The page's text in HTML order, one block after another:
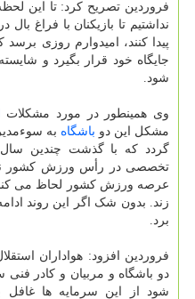
فروردین تصریح کرد: تا این
نداشتیم تا بازیکنان با فراغ
پیدا کنند، امیدوارم روزی
جایگاه خود قرار بگیرد و
شود.
وی همینطور در مورد مشکلات
مشکل این دو باشگاه به
گردد که با گذشت چندین سال
تخصصی در رأس ورزش کشور
عرصه ورزش کشور لحاظ می
زند. بدون شک اگر این روند
برد.
فروردین افزود: هواداران
دو باشگاه و مربیان و کادر
شود از این سرمایه ها غافل